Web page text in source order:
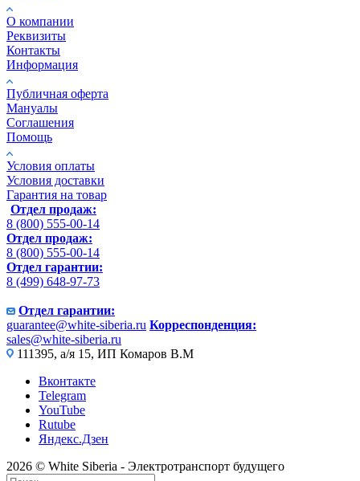
О компании
Реквизиты
Контакты
Информация
Публичная оферта
Мануалы
Соглашения
Помощь
Условия оплаты
Условия доставки
Гарантия на товар
Отдел продаж:
8 (800) 555-00-14
Отдел продаж:
8 (800) 555-00-14
Отдел гарантии:
8 (499) 648-97-73
Отдел гарантии:
guarantee@white-siberia.ru Корреспонденция:
sales@white-siberia.ru
111395, а/я 15, ИП Комаров В.М
Вконтакте
Telegram
YouTube
Rutube
Яндекс.Дзен
2026 © White Siberia - Электротранспорт будущего